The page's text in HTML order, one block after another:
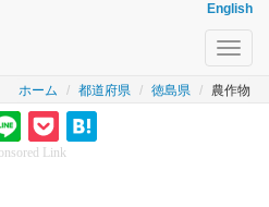
English
ホーム 都道府県 徳島県 農作物
Link